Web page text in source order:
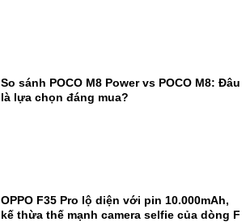
So sánh POCO M8 Power vs POCO M8: Đâu
là lựa chọn đáng mua?
OPPO F35 Pro lộ diện với pin 10.000mAh,
kế thừa thế mạnh camera selfie của dòng F